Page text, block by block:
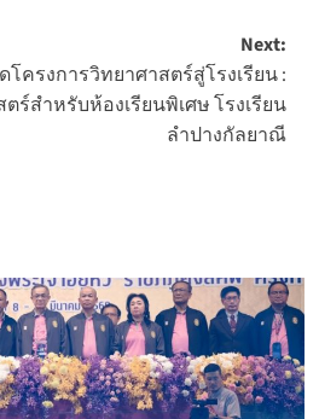
Next:
ครงการวิทยาศาสตร์สู่โรงเรียน :
ร์สำหรับห้องเรียนพิเศษ โรงเรียน
ลำปางกัลยาณี